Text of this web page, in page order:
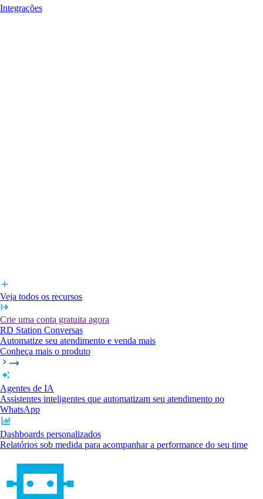
Integrações
Veja todos os recursos
Crie uma conta gratuita agora
RD Station Conversas
Automatize seu atendimento e venda mais
Conheça mais o produto
Agentes de IA
Assistentes inteligentes que automatizam seu atendimento no
WhatsApp
Dashboards personalizados
Relatórios sob medida para acompanhar a performance do seu time